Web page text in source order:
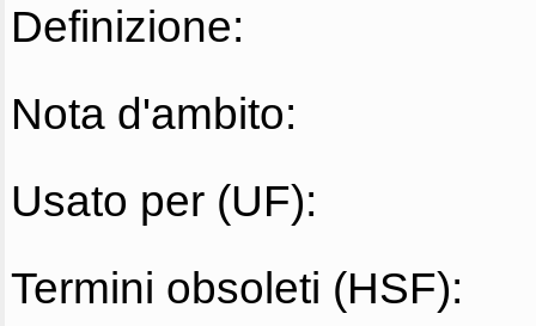
Definizione:
Nota d'ambito:
Usato per (UF):
Termini obsoleti (HSF):